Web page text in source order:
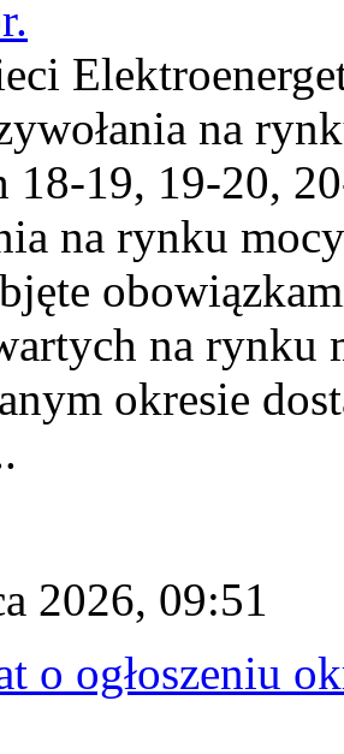
na
18-19, 19-20,
na rynku
na rynku
okresie
2026, 09:51
o ogłoszeniu